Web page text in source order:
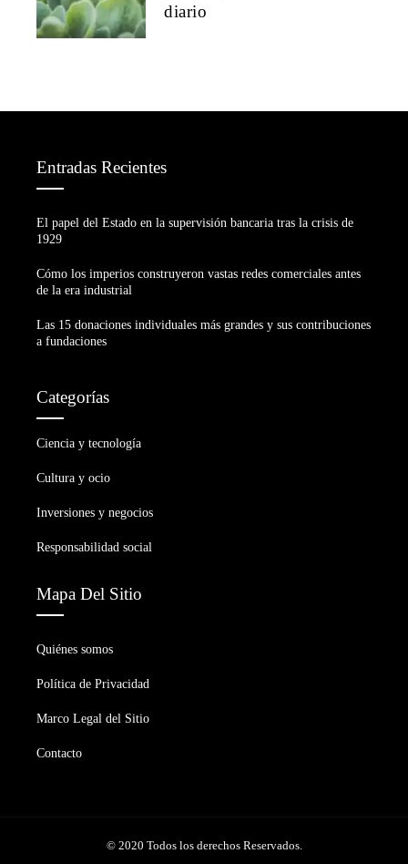
diario
Entradas Recientes
El papel del Estado en la supervisión bancaria tras la crisis de
1929
Cómo los imperios construyeron vastas redes comerciales antes
de la era industrial
Las 15 donaciones individuales más grandes y sus contribuciones
a fundaciones
Categorías
Ciencia y tecnología
Cultura y ocio
Inversiones y negocios
Responsabilidad social
Mapa Del Sitio
Quiénes somos
Política de Privacidad
Marco Legal del Sitio
Contacto
© 2020 Todos los derechos Reservados.